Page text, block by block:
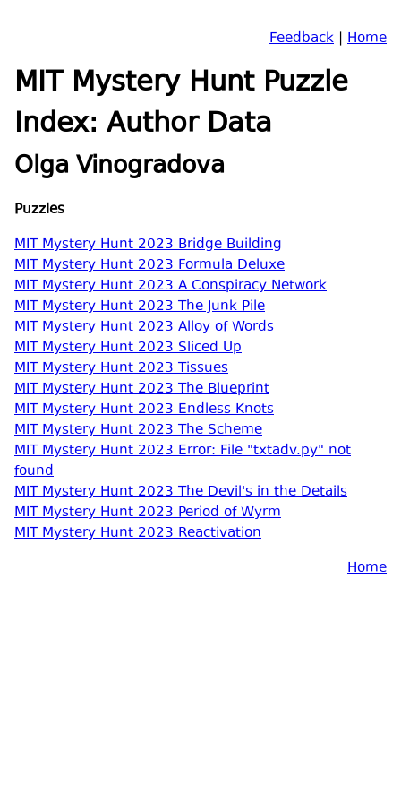
Feedback | Home
MIT Mystery Hunt Puzzle
Index: Author Data
Olga Vinogradova
Puzzles
MIT Mystery Hunt 2023 Bridge Building
MIT Mystery Hunt 2023 Formula Deluxe
MIT Mystery Hunt 2023 A Conspiracy Network
MIT Mystery Hunt 2023 The Junk Pile
MIT Mystery Hunt 2023 Alloy of Words
MIT Mystery Hunt 2023 Sliced Up
MIT Mystery Hunt 2023 Tissues
MIT Mystery Hunt 2023 The Blueprint
MIT Mystery Hunt 2023 Endless Knots
MIT Mystery Hunt 2023 The Scheme
MIT Mystery Hunt 2023 Error: File "txtadv.py" not
found
MIT Mystery Hunt 2023 The Devil's in the Details
MIT Mystery Hunt 2023 Period of Wyrm
MIT Mystery Hunt 2023 Reactivation
Home